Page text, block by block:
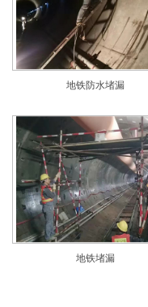
地铁防水堵漏
地铁堵漏